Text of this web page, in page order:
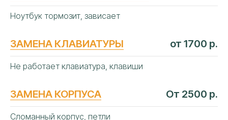
Ноутбук тормозит, зависает
ЗАМЕНА КЛАВИАТУРЫ от 1700 р.
Не работает клавиатура, клавиши
ЗАМЕНА КОРПУСА От 2500 р.
Сломанный корпус, петли